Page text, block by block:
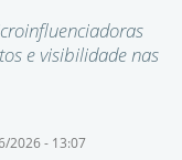
e visibilidade nas
2026 - 13:07